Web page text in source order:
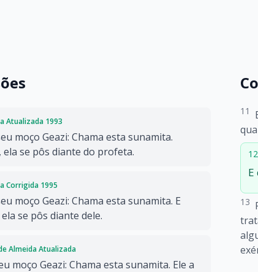
Atualizada 1993
moço Geazi: Chama esta sunamita.
ela se pôs diante do profeta.
Corrigida 1995
moço Geazi: Chama esta sunamita. E
se pôs diante dele.
Almeida Atualizada
moço Geazi: Chama esta sunamita. Ele a
11
12
13